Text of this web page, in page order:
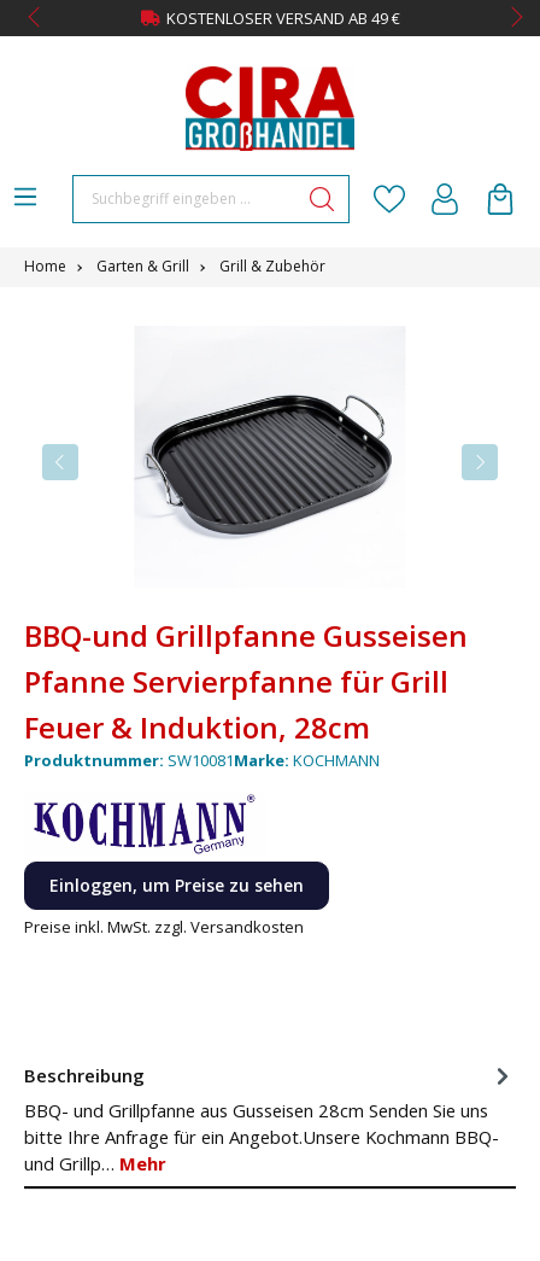
KOSTENLOSER VERSAND AB 49 €
Home Garten & Grill Grill & Zubehör
BBQ-und Grillpfanne Gusseisen
Pfanne Servierpfanne für Grill
Feuer & Induktion, 28cm
Produktnummer: SW10081Marke: KOCHMANN
Einloggen, um Preise zu sehen
Preise inkl. MwSt. zzgl. Versandkosten
Beschreibung
BBQ- und Grillpfanne aus Gusseisen 28cm Senden Sie uns
bitte Ihre Anfrage für ein Angebot.Unsere Kochmann BBQ-
und Grillp… Mehr